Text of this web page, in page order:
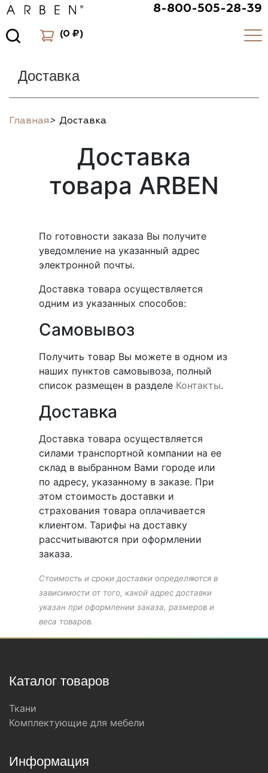
8-800-505-28-39
(0 ₽)
Доставка
Главная> Доставка
Доставка
товара ARBEN
По готовности заказа Вы получите
уведомление на указанный адрес
электронной почты.
Доставка товара осуществляется
одним из указанных способов:
Самовывоз
Получить товар Вы можете в одном из
наших пунктов самовывоза, полный
список размещен в разделе Контакты.
Доставка
Доставка товара осуществляется
силами транспортной компании на ее
склад в выбранном Вами городе или
по адресу, указанному в заказе. При
этом стоимость доставки и
страхования товара оплачивается
клиентом. Тарифы на доставку
рассчитываются при оформлении
заказа.
Стоимость и сроки доставки определяются в
зависимости от того, какой адрес доставки
указан при оформлении заказа, размеров и
веса товаров.
Каталог товаров
Ткани
Комплектующие для мебели
Информация